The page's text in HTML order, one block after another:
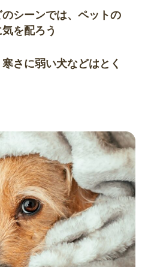
シーンでは、ペットの
を配ろう
さに弱い犬などはとく